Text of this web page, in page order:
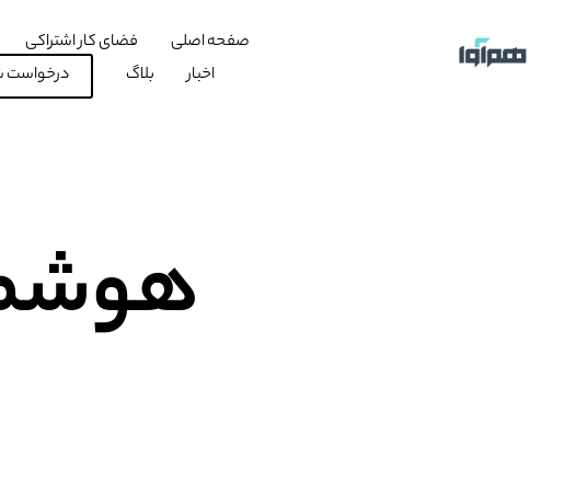
صفحه اصلی فضای کار اشتراکی
اخبار
بلاگ درخواست